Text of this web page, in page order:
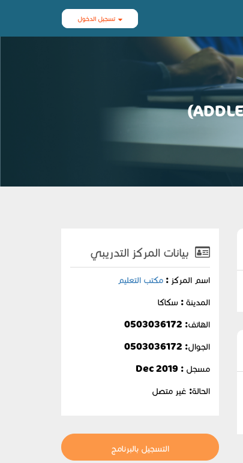
تسجيل الدخول
بيانات المركز التدريبي
اسم المركز :مكتب التعليم
المدينة : سكاكا
الهاتف: 0503036172
الجوال:
مسجل : Dec 2019
الحالة: غير متصل
التسجيل بالبرنامج